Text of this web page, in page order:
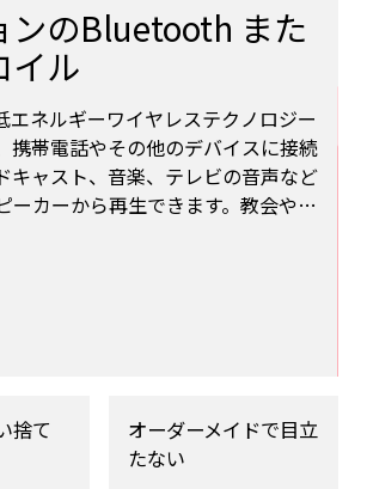
ンのBluetooth また
イル
ネルギーワイヤレステクノロジー
携帯電話やその他のデバイスに接続
キャスト、音楽、テレビの音声など
ーカーから再生できます。教会や映
ください。
捨て
オーダーメイドで目立
たない